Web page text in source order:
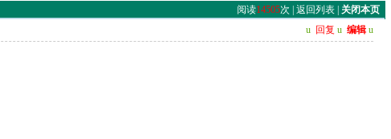
阅读14505次 | 返回列表| 关闭本页
u 回复 u 编辑 u